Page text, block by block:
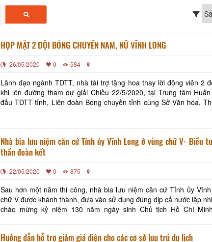
HỌP MẶT 2 ĐỘI BÓNG CHUYỀN NAM, NỮ VĨNH LONG
26/05/2020 0 584
Lãnh đạo ngành TDTT, nhà tài trợ tặng hoa thay lời động viên 2
khi lên đường tham dự giải Chiều 22/5/2020, tại Trung tâm Huấn luyện và Thi
đấu TDTT tỉnh, Liên đoàn Bóng chuyền tỉnh cùng Sở Văn hóa,
Nhà bia lưu niệm căn cứ Tỉnh ủy Vĩnh Long ở vùng chữ V- Biểu
thần đoàn kết
22/05/2020 0 875
Sau hơn một năm thi công, nhà bia lưu niệm căn cứ Tỉnh ủy
chữ V được khánh thành, đưa vào sử dụng đúng dịp cả nước lập
chào mừng kỷ niệm 130 năm ngày sinh Chủ tịch Hồ Chí Minh
Hướng dẫn hỗ trợ giảm giá điện cho các cơ sở lưu trú du lịch